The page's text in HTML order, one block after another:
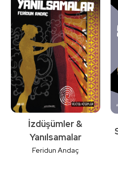
İzdüşümler &
Yanılsamalar
Feridun Andaç